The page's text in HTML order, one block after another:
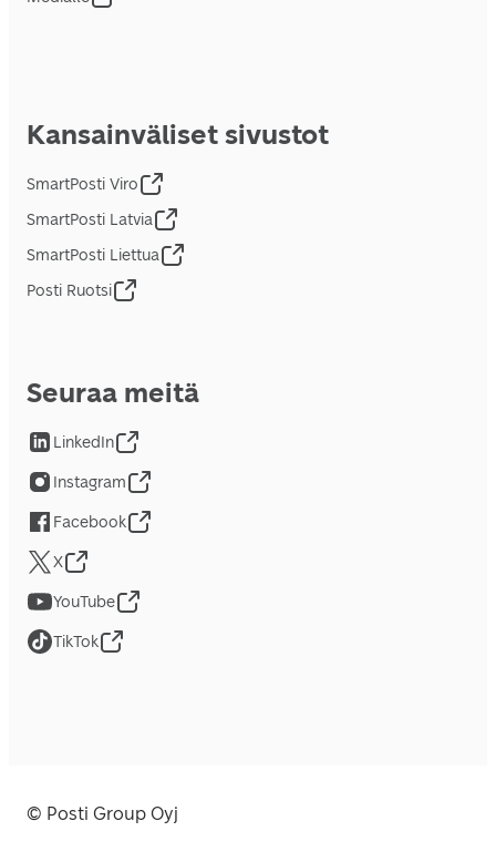
Kansainväliset sivustot
SmartPosti Viro
SmartPosti Latvia
SmartPosti Liettua
Posti Ruotsi
Seuraa meitä
LinkedIn
Instagram
Facebook
X
YouTube
TikTok
© Posti Group Oyj